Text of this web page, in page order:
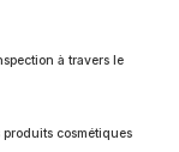
à travers le
cosmétiques